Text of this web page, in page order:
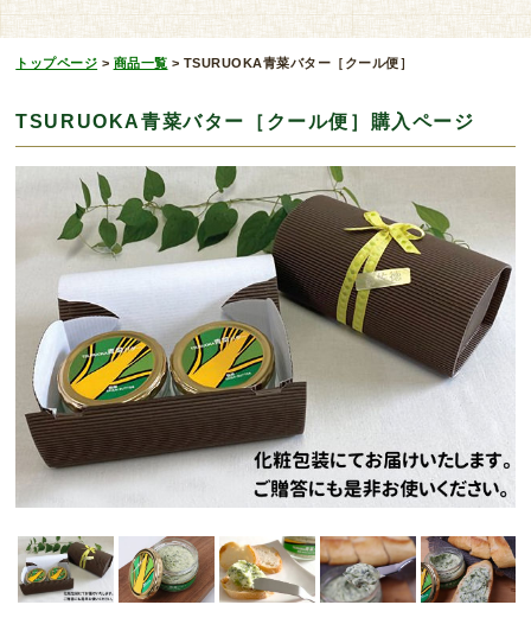
トップページ > 商品一覧 > TSURUOKA青菜バター［クール便］
TSURUOKA青菜バター［クール便］購入ページ